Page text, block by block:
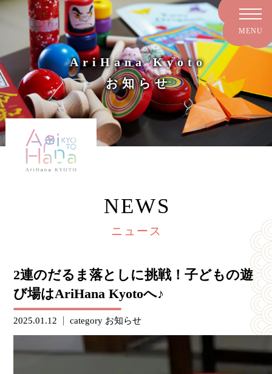
AriHana Kyoto
お知らせ
NEWS
ニュース
2連のだるま落としに挑戦！子どもの遊
び場はAriHana Kyotoへ♪
2025.01.12 category お知らせ